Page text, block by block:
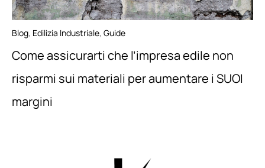
Blog, Edilizia Industriale, Guide
Come assicurarti che l’impresa edile non
risparmi sui materiali per aumentare i SUOI
margini